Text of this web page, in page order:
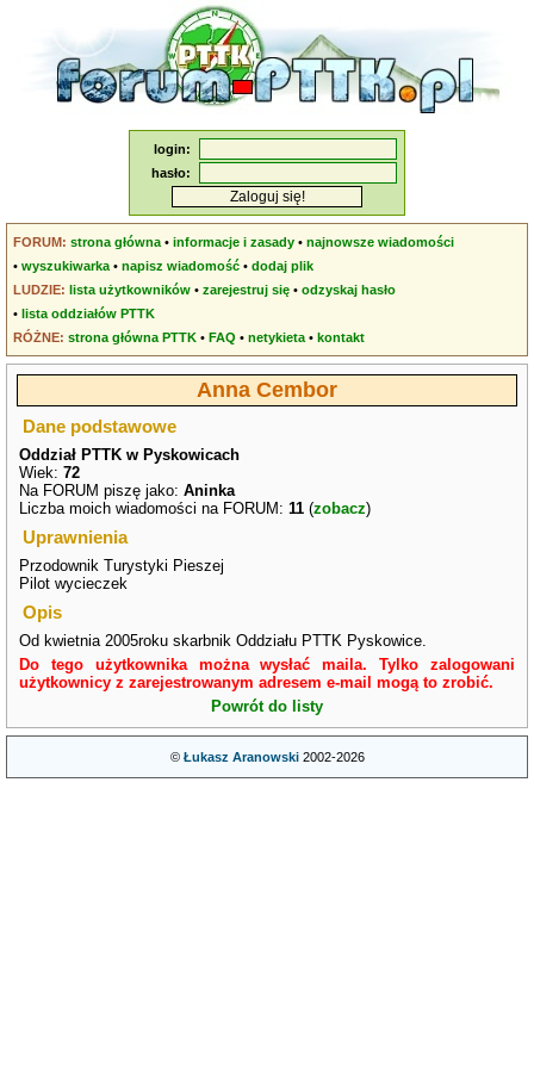
login:
hasło:
FORUM: strona główna •informacje i zasady •najnowsze wiadomości
•wyszukiwarka •napisz wiadomość •dodaj plik
LUDZIE: lista użytkowników •zarejestruj się •odzyskaj hasło
•lista oddziałów PTTK
RÓŻNE: strona główna PTTK •FAQ •netykieta •kontakt
Anna Cembor
Dane podstawowe
Oddział PTTK w Pyskowicach
Wiek:72
Na FORUM piszę jako:Aninka
Liczba moich wiadomości na FORUM:11 (zobacz)
Uprawnienia
Przodownik Turystyki Pieszej
Pilot wycieczek
Opis
Od kwietnia 2005roku skarbnik Oddziału PTTK Pyskowice.
Do tego użytkownika można wysłać maila. Tylko zalogowani
użytkownicy z zarejestrowanym adresem e-mail mogą to zrobić.
Powrót do listy
© Łukasz Aranowski2002-2026